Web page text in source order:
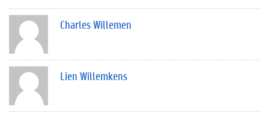
Charles Willemen
Lien Willemkens